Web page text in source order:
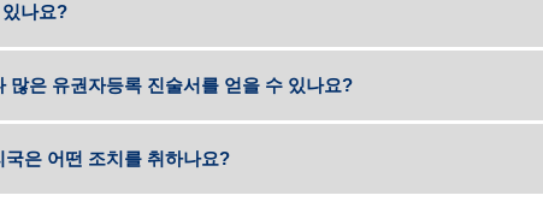
등록 섹션에서 추가 정보를 볼 수 있습니다.
나요?
은 유권자등록 진술서를 얻을 수 있나요?
은 어떤 조치를 취하나요?